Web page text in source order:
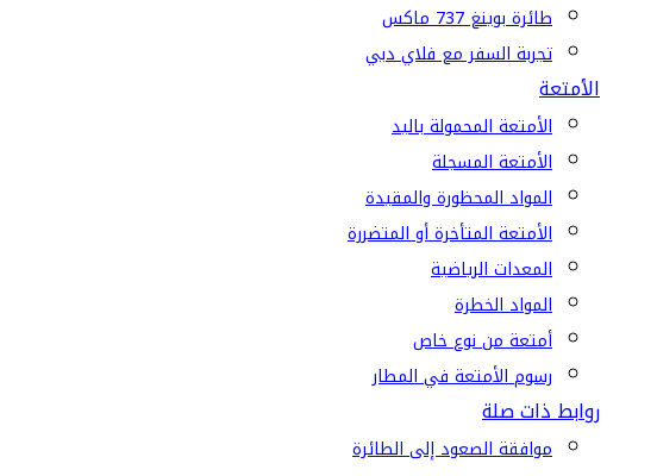
طائرة بوينغ 737 ماكس
تجربة السفر مع فلاي دبي
الأمتعة
الأمتعة المحمولة باليد
الأمتعة المسجلة
المواد المحظورة والمقيدة
الأمتعة المتأخرة أو المتضررة
المعدات الرياضية
المواد الخطرة
أمتعة من نوع خاص
رسوم الأمتعة في المطار
روابط ذات صلة
موافقة الصعود إلى الطائرة